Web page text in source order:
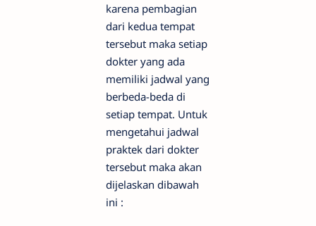
karena pembagian
dari kedua tempat
tersebut maka setiap
dokter yang ada
memiliki jadwal yang
berbeda-beda di
setiap tempat. Untuk
mengetahui jadwal
praktek dari dokter
tersebut maka akan
dijelaskan dibawah
ini :